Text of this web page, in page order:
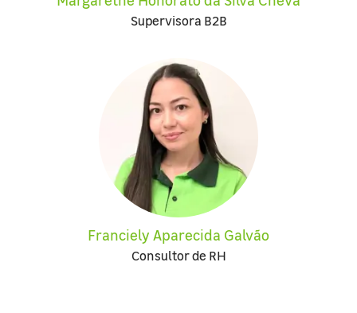
Supervisora B2B
Franciely Aparecida Galvão
Consultor de RH